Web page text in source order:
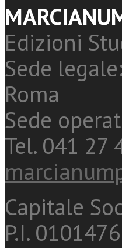
Edizioni
Sede
Roma
Sede
Tel. 041 27
Capitale
P.I.